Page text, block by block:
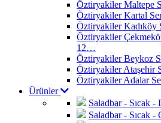
Öztiryakiler Maltepe
Öztiryakiler Kartal
Öztiryakiler
Öztiryakiler
12…
Öztiryakiler Beykoz
Öztiryakiler Ataşehir
Öztiryakiler Adalar
Ürünler
Saladbar - Sıcak
Saladbar - Sıcak -